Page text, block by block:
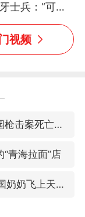
士兵：“可不
我遣返回国”
视频
泰国校园枪击案死亡人数升至7人
“青海拉面”店
97岁英国奶奶飞上天再破吉尼斯纪录